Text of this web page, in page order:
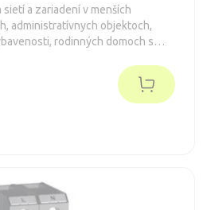
a zariadení v menších
administratívnych objektoch,
rodinných domoch s
priamym alebo nepriamym